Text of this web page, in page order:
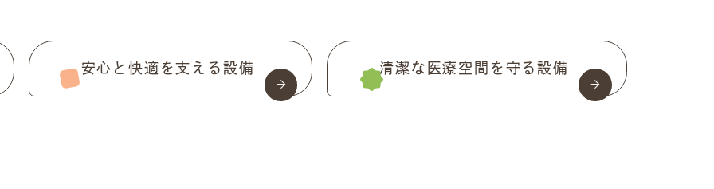
安心と快適を支える設備 清潔な医療空間を守る設備